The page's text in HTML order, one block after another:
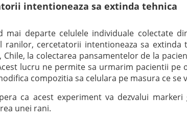
intentioneaza sa extinda tehnica
mai departe celulele individuale colectate
ranilor, cercetatorii intentioneaza sa extinda
Chile, la colectarea pansamentelor de la
lucru ne permite sa urmarim pacientii
compozitia sa celulara pe masura ce se
ca acest experiment va dezvalui
unei rani.